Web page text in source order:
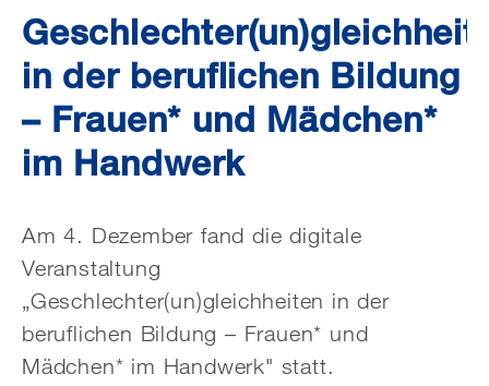
in der beruflichen Bildung
– Frauen* und Mädchen*
im Handwerk
Am 4. Dezember fand die digitale
Veranstaltung
„Geschlechter(un)gleichheiten in der
beruflichen Bildung – Frauen* und
Mädchen* im Handwerk" statt.